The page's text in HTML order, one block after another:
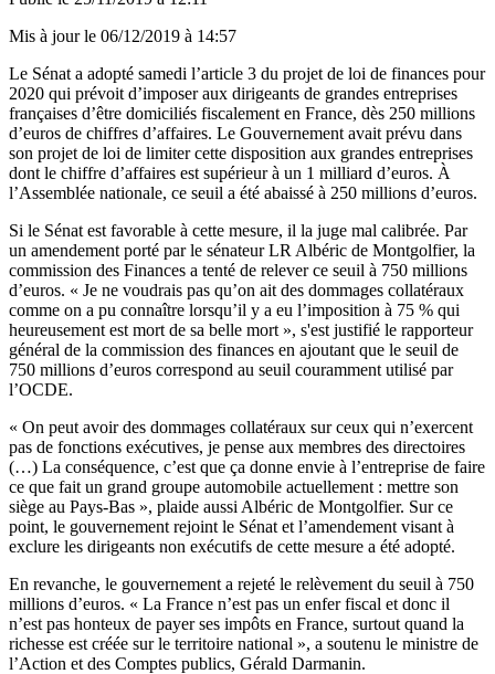
Mis à jour le 06/12/2019 à 14:57
Le Sénat a adopté samedi l’article 3 du projet de loi de finances pour
2020 qui prévoit d’imposer aux dirigeants de grandes entreprises
françaises d’être domiciliés fiscalement en France, dès 250 millions
d’euros de chiffres d’affaires. Le Gouvernement avait prévu dans
son projet de loi de limiter cette disposition aux grandes entreprises
dont le chiffre d’affaires est supérieur à un 1 milliard d’euros. À
l’Assemblée nationale, ce seuil a été abaissé à 250 millions d’euros.
Si le Sénat est favorable à cette mesure, il la juge mal calibrée. Par
un amendement porté par le sénateur LR Albéric de Montgolfier, la
commission des Finances a tenté de relever ce seuil à 750 millions
d’euros. « Je ne voudrais pas qu’on ait des dommages collatéraux
comme on a pu connaître lorsqu’il y a eu l’imposition à 75 % qui
heureusement est mort de sa belle mort », s'est justifié le rapporteur
général de la commission des finances en ajoutant que le seuil de
750 millions d’euros correspond au seuil couramment utilisé par
l’OCDE.
« On peut avoir des dommages collatéraux sur ceux qui n’exercent
pas de fonctions exécutives, je pense aux membres des directoires
(…) La conséquence, c’est que ça donne envie à l’entreprise de faire
ce que fait un grand groupe automobile actuellement : mettre son
siège au Pays-Bas », plaide aussi Albéric de Montgolfier. Sur ce
point, le gouvernement rejoint le Sénat et l’amendement visant à
exclure les dirigeants non exécutifs de cette mesure a été adopté.
En revanche, le gouvernement a rejeté le relèvement du seuil à 750
millions d’euros. « La France n’est pas un enfer fiscal et donc il
n’est pas honteux de payer ses impôts en France, surtout quand la
richesse est créée sur le territoire national », a soutenu le ministre de
l’Action et des Comptes publics, Gérald Darmanin.